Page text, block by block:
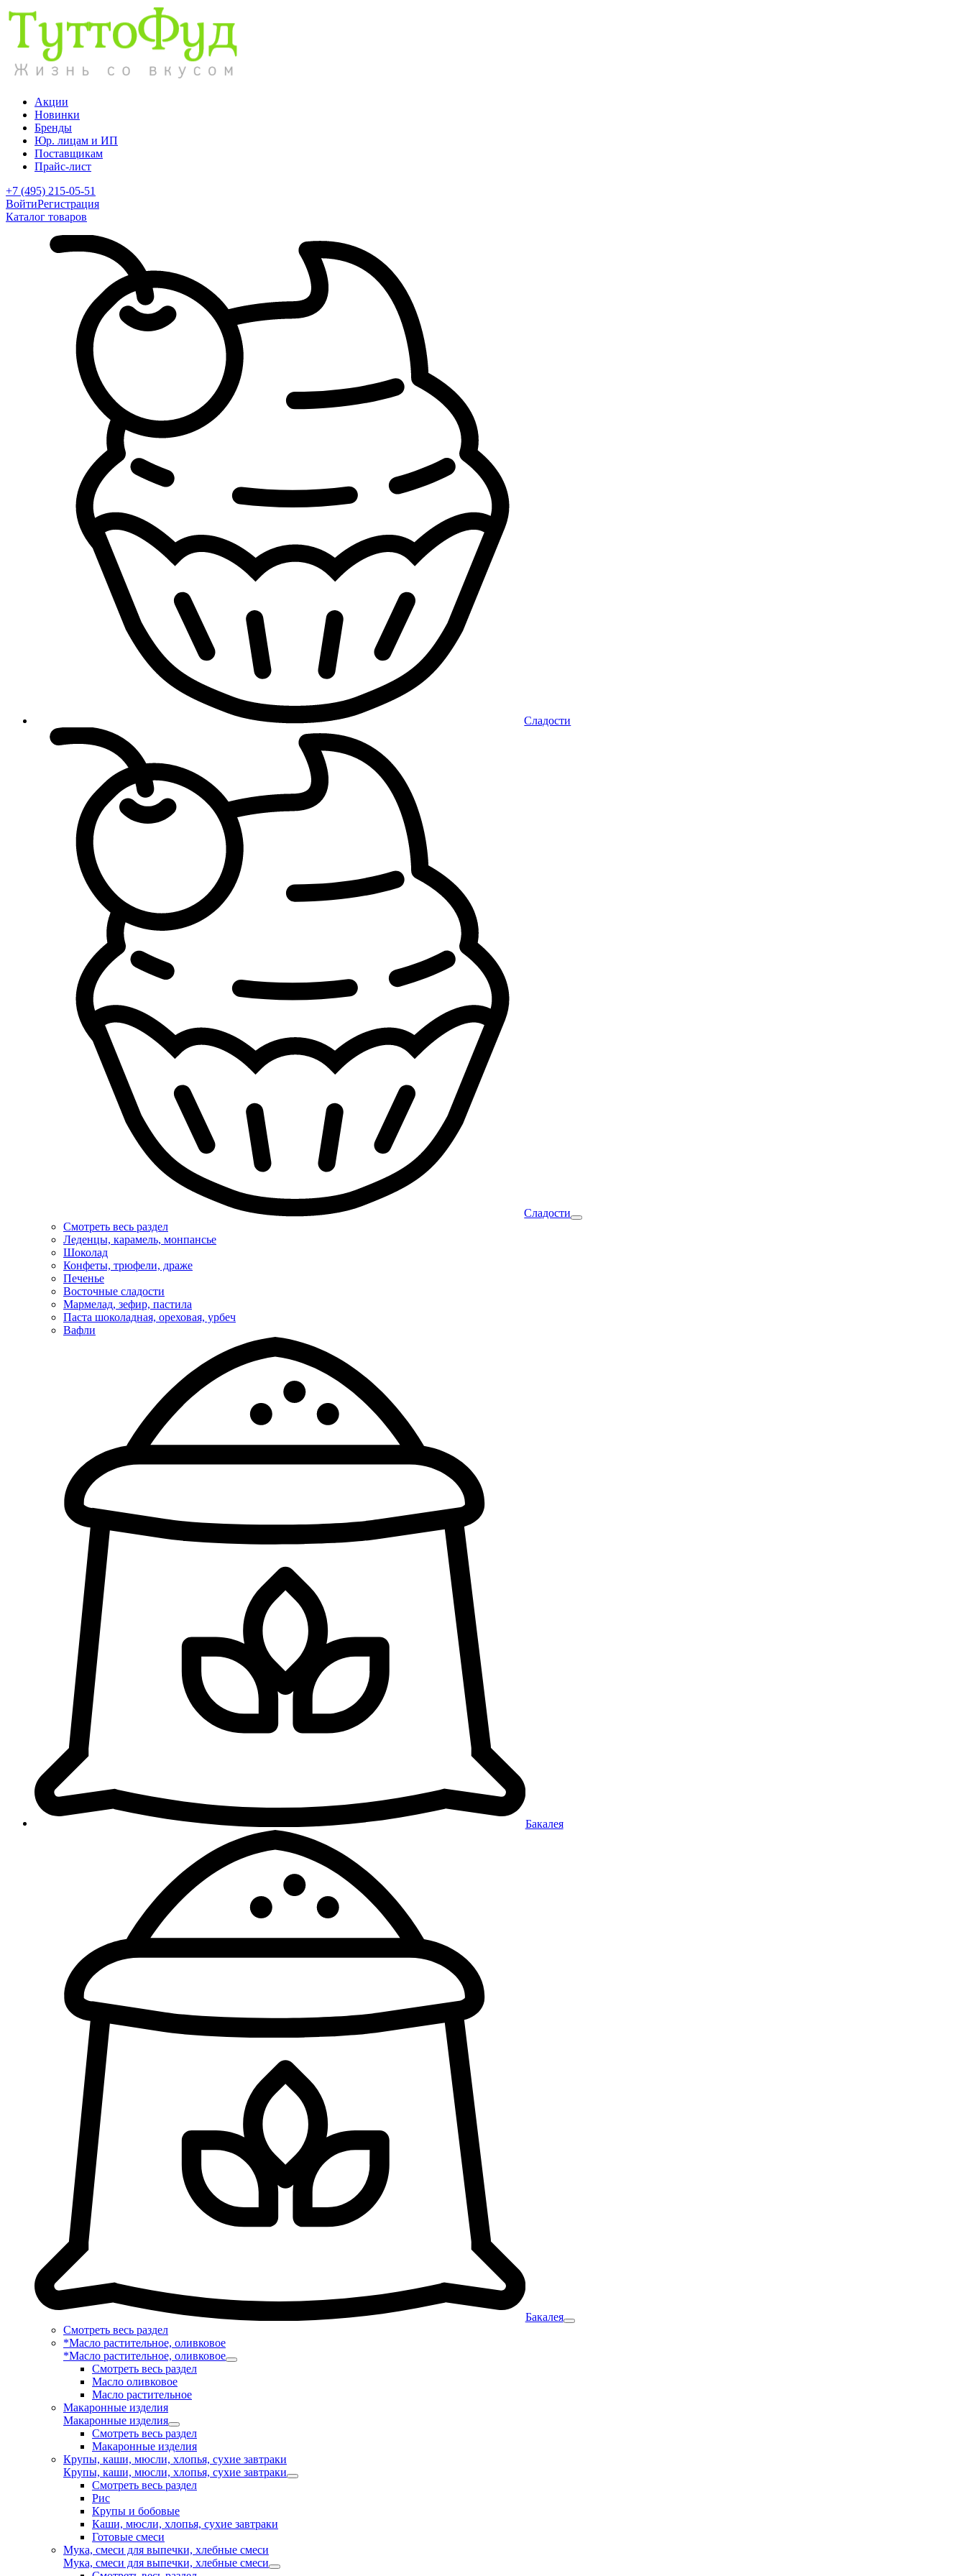
Акции
Новинки
Бренды
Юр. лицам и ИП
Поставщикам
Прайс-лист
+7 (495) 215-05-51
ВойтиРегистрация
Каталог товаров
Сладости
Сладости
Смотреть весь раздел
Леденцы, карамель, монпансье
Шоколад
Конфеты, трюфели, драже
Печенье
Восточные сладости
Мармелад, зефир, пастила
Паста шоколадная, ореховая, урбеч
Вафли
Бакалея
Бакалея
Смотреть весь раздел
*Масло растительное, оливковое
*Масло растительное, оливковое
Смотреть весь раздел
Масло оливковое
Масло растительное
Макаронные изделия
Макаронные изделия
Смотреть весь раздел
Макаронные изделия
Крупы, каши, мюсли, хлопья, сухие завтраки
Крупы, каши, мюсли, хлопья, сухие завтраки
Смотреть весь раздел
Рис
Крупы и бобовые
Каши, мюсли, хлопья, сухие завтраки
Готовые смеси
Мука, смеси для выпечки, хлебные смеси
Мука, смеси для выпечки, хлебные смеси